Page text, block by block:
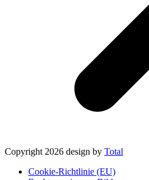
Copyright 2026 design by Total
Cookie-Richtlinie (EU)